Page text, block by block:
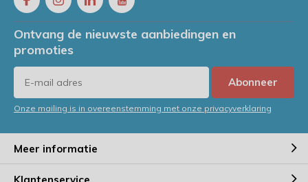
Ontvang de nieuwste aanbiedingen en
promoties
Abonneer
Onze mailing is in overeenstemming met onze privacyverklaring
Meer informatie
Klantenservice